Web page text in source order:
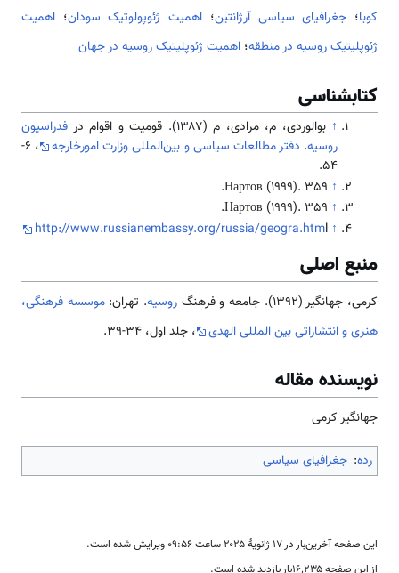
کوبا؛ جغرافیای سیاسی آرژانتین؛ اهمیت ژئوپولوتیک سودان؛ اهمیت
ژئوپلیتیک روسیه در منطقه؛ اهمیت ژئوپلیتیک روسیه در جهان
کتابشناسی
↑ بوالوردی، م، مرادی، م (۱۳۸۷). قومیت و اقوام در
فدراسیون
روسیه. دفتر مطالعات سیاسی و بین‌المللی وزارت امورخارجه
، 6-
54.
↑
Нартов (1999). 359.
↑
Нартов (1999). 359.
↑
http://www.russianembassy.org/russia/geogra.html
منبع اصلی
کرمی، جهانگیر (1392). جامعه و فرهنگ روسیه. تهران:موسسه فرهنگی،
هنری و انتشاراتی بین المللی الهدی
، جلد اول، 34-39.
نویسنده مقاله
جهانگیر کرمی
رده: جغرافیای سیاسی
این صفحه آخرین‌بار در ‏۱۷ ژانویهٔ ۲۰۲۵ ساعت ‏۰۹:۵۶ ویرایش شده است.
از این صفحه ۱۶٬۲۳۵بار بازدید شده است.